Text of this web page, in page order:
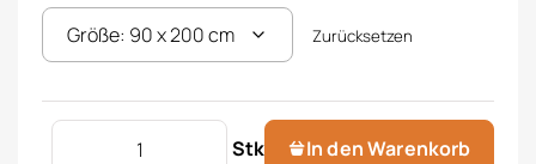
Zurücksetzen
Stk
Noppenauflage Menge
In den Warenkorb